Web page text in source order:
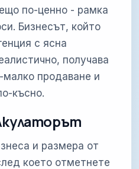
по-ценно - рамка
Бизнесът, който
с ясна
получава
продаване и
късно.
и размера от
което отметнете